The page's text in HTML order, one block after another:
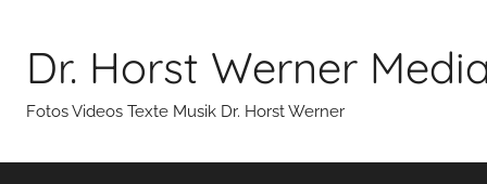
springen
Dr. Horst Werner Media
Fotos Videos Texte Musik Dr. Horst Werner